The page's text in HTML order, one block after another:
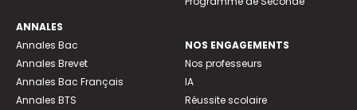
ANNALES
Annales Bac
Annales Brevet
Annales Bac Français
Annales BTS
NOS ENGAGEMENTS
Nos professeurs
IA
Réussite scolaire